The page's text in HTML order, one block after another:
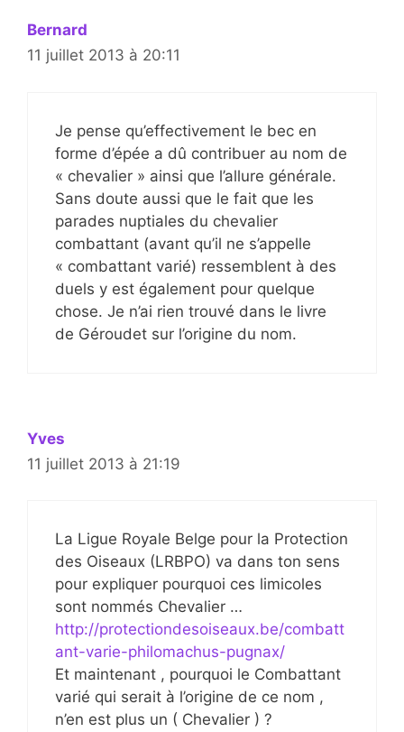
Bernard
11 juillet 2013 à 20:11
Je pense qu’effectivement le bec en
forme d’épée a dû contribuer au nom de
« chevalier » ainsi que l’allure générale.
Sans doute aussi que le fait que les
parades nuptiales du chevalier
combattant (avant qu’il ne s’appelle
« combattant varié) ressemblent à des
duels y est également pour quelque
chose. Je n’ai rien trouvé dans le livre
de Géroudet sur l’origine du nom.
Yves
11 juillet 2013 à 21:19
La Ligue Royale Belge pour la Protection
des Oiseaux (LRBPO) va dans ton sens
pour expliquer pourquoi ces limicoles
sont nommés Chevalier …
http://protectiondesoiseaux.be/combatt
ant-varie-philomachus-pugnax/
Et maintenant , pourquoi le Combattant
varié qui serait à l’origine de ce nom ,
n’en est plus un ( Chevalier ) ?